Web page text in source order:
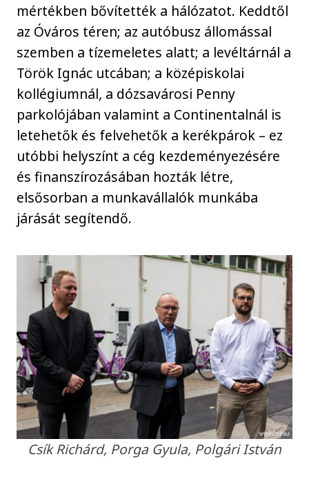
mértékben bővítették a hálózatot. Keddtől
az Óváros téren; az autóbusz állomással
szemben a tízemeletes alatt; a levéltárnál a
Török Ignác utcában; a középiskolai
kollégiumnál, a dózsavárosi Penny
parkolójában valamint a Continentalnál is
letehetők és felvehetők a kerékpárok – ez
utóbbi helyszínt a cég kezdeményezésére
és finanszírozásában hozták létre,
elsősorban a munkavállalók munkába
járását segítendő.
Csík Richárd, Porga Gyula, Polgári István